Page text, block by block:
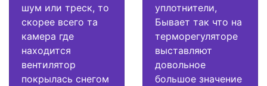
шум или треск, то
скорее всего та
камера где
находится
вентилятор
покрылась снегом
уплотнители,
Бывает так что на
терморегуляторе
выставляют
довольное
большое значение